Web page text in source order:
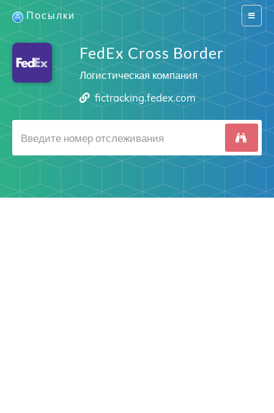
Switch
Посылки
FedEx Cross Border
Логистическая компания
fictracking.fedex.com